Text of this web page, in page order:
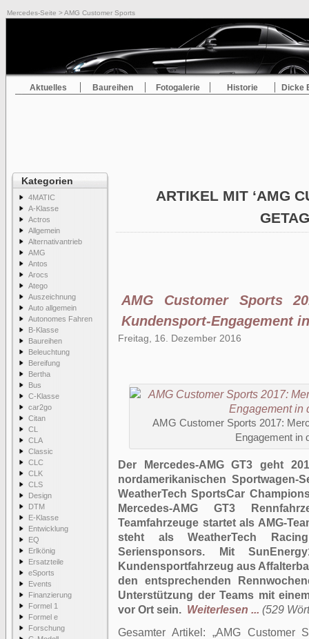
Mercedes-Seite > AMG Customer Sports
Aktuelles Baureihen Fotogalerie Historie Dicke
Kategorien
4MATIC
A-Klasse
Actros
Allgemein
Alternativantrieb
AMG
Antos
Arocs
Atego
Auszeichnung
Auto allgemein
Autonomes Fahren
B-Klasse
Baureihen
Beleuchtung
Bereifung
Bertha
Bus
C-Klasse
car2go
Citan
CL
CLA
Classic
CLC
CLK
CLS
Design
DTM
E-Klasse
Entwicklung
EQ
Erlkönig
Ersatzteile
eSports
Events
Finanzierung
Formel 1
Formel e
Forschung
ARTIKEL MIT ‘AMG
AMG Customer Sports
Kundensport-Engagement
Freitag, 16. Dezember 2016
AMG Customer Sports 2017:
Engagement in
Der Mercedes-AMG GT3 geht
nordamerikanischen Sportwagen-
WeatherTech SportsCar
Mercedes-AMG GT3
Teamfahrzeuge startet als AMG-
steht als WeatherTech
Seriensponsors. Mit
Kundensportfahrzeug aus
den entsprechenden
Unterstützung der Teams mit
vor Ort sein. Weiterlesen ... (529
Gesamter Artikel:
AMG Customer